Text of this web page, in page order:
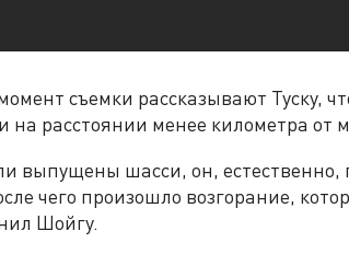
съемки рассказывают Туску,
на расстоянии менее километра от
выпущены шасси, он, естественно,
чего произошло возгорание,
Шойгу.